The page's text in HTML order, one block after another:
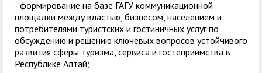
- формирование на базе ГАГУ коммуникационной
площадки между властью, бизнесом, населением и
потребителями туристских и гостиничных услуг по
обсуждению и решению ключевых вопросов устойчивого
развития сферы туризма, сервиса и гостеприимства в
Республике Алтай;